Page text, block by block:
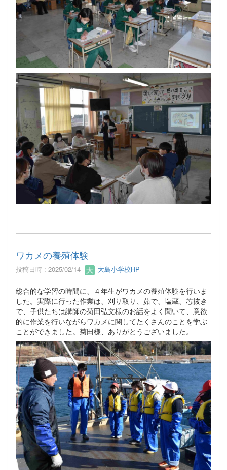
ワカメの養殖体験
投稿日時 : 2025/02/14 大島小学校HP
総合的な学習の時間に、４年生がワカメの養殖体験を行いま
した。実際に行った作業は、刈り取り、茹で、塩蔵、芯抜き
で、子供たちは講師の菊田弘文様のお話をよく聞いて、意欲
的に作業を行いながらワカメに関してたくさんのことを学ぶ
ことができました。菊田様、ありがとうございました。